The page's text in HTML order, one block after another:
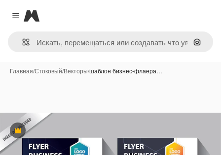
Close menu
Magnific
Поиск
Главная/Стоковый/Векторы/шаблон бизнес-флаера…
Премиум